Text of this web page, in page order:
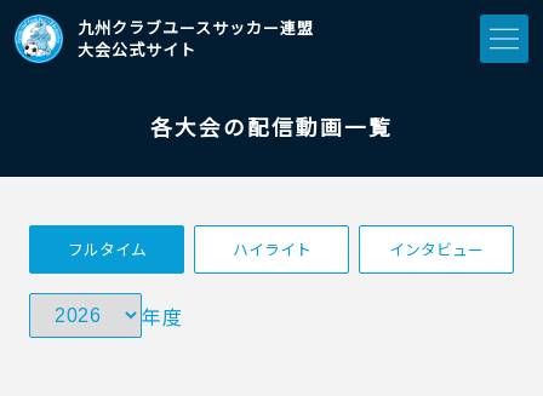
九州クラブユースサッカー連盟
大会公式サイト
各大会の配信動画一覧
フルタイム ハイライト インタビュー
年度